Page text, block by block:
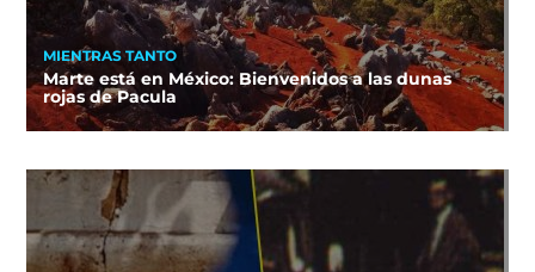
MIENTRAS TANTO
Marte está en México: Bienvenidos a las dunas
rojas de Pacula